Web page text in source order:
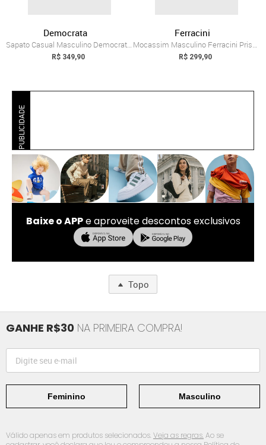
Democrata
Sapato Casual Masculino Democrata Durant Grafite
R$ 349,90
Ferracini
Mocassim Masculino Ferracini Prisma Grafite
R$ 299,90
PUBLICIDADE
Baixe o APPe aproveite descontos exclusivos
Topo
GANHE R$30 NA PRIMEIRA COMPRA!
Feminino Masculino
Válido apenas em produtos selecionados.Veja as regras.Ao se